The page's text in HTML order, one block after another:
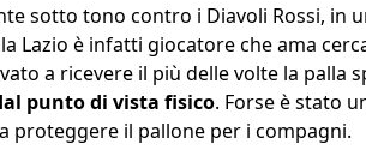
sotto tono contro i Diavoli Rossi, in
Lazio è infatti giocatore che ama
a ricevere il più delle volte la palla
punto di vista fisico. Forse è stato
proteggere il pallone per i compagni.